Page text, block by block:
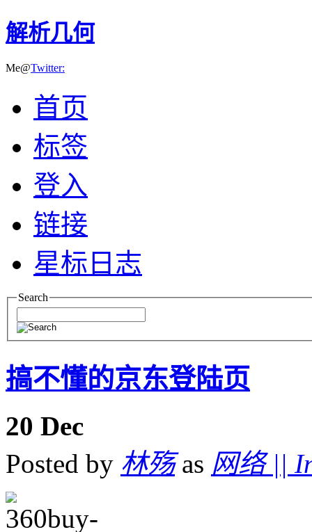
解析几何
Me@Twitter:
首页
标签
登入
链接
星标日志
Search
搞不懂的京东登陆页
20 Dec
Posted by 林殇as 网络 ||